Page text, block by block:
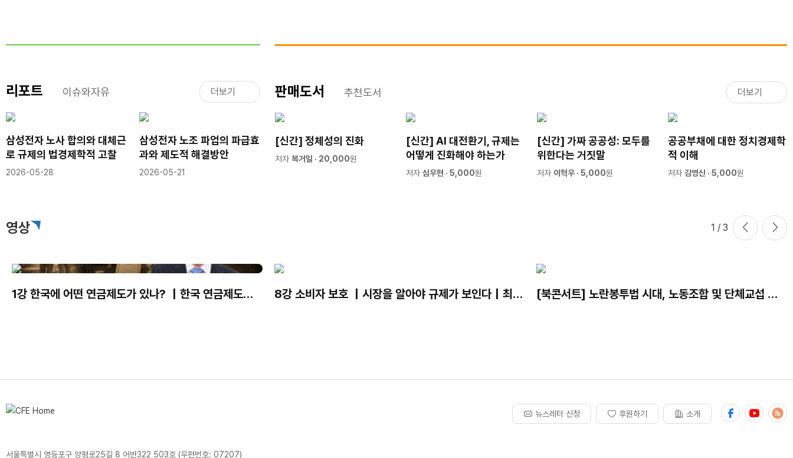
리포트 이슈와자유 더보기
삼성전자 노사 합의와 대체근
로 규제의 법경제학적 고찰
2026-05-28
삼성전자 노조 파업의 파급효
과와 제도적 해결방안
2026-05-21
판매도서 추천도서 더보기
[신간] 정체성의 진화
저자복거일 · 20,000원
[신간] AI 대전환기, 규제는
어떻게 진화해야 하는가
저자심우현 · 5,000원
[신간] 가짜 공공성: 모두를
위한다는 거짓말
저자 이혁우 · 5,000원
공공부채에 대한 정치경제학
적 이해
저자 김영신 · 5,000원
영상 1 / 3
1강 한국에 어떤 연금제도가 있나? ｜한국 연금제도의
8강 소비자 보호 ｜시장을 알아야 규제가 보인다｜최병
[북콘서트] 노란봉투법 시대, 노동조합 및 단체교섭 어
뉴스레터 신청 후원하기 소개
서울특별시 영등포구 양평로25길 8 어반322 503호 (우편번호: 07207)